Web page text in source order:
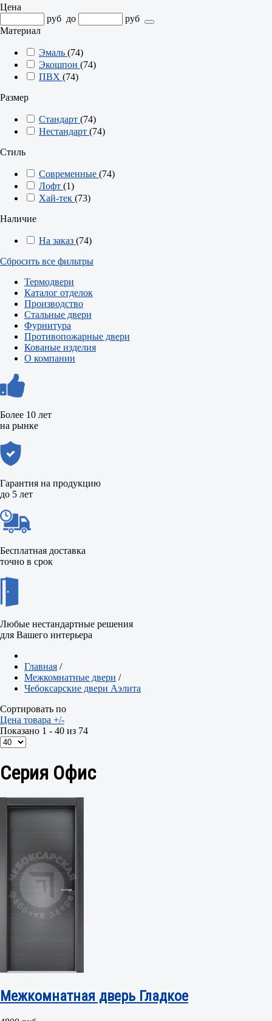
Серия Престиж(23)
Серия Твин
(2)
Серия Британия
Серия Аурум(8)
Арки(7)
Серия Эмма(21)
Серия Офис(74)
Серия Модерн
Серия Контур(47)
Серия Компакт(25)
Серия Классика(34)
Цена
руб до
руб
Материал
Эмаль (74)
Экошпон (74)
ПВХ (74)
Размер
Стандарт (74)
Нестандарт (74)
Стиль
Современные (74)
Лофт (1)
Хай-тек (73)
Наличие
На заказ (74)
Сбросить все фильтры
Термодвери
Каталог отделок
Производство
Стальные двери
Фурнитура
Противопожарные двери
Кованые изделия
О компании
Более 10 лет
на рынке
Гарантия на продукцию
до 5 лет
Бесплатная доставка
точно в срок
Любые нестандартные решения
для Вашего интерьера
Главная /
Межкомнатные двери /
Чебоксарские двери Аэлита
Сортировать по
Цена товара +/-
Показано 1 - 40 из 74
Серия Офис
Межкомнатная дверь Гладкое